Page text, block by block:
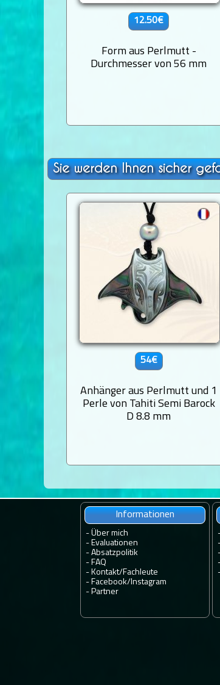
12.50€
Form aus Perlmutt -
Durchmesser von 56 mm
Sie werden Ihnen sicher
54€
Anhänger aus Perlmutt und 1
Perle von Tahiti Semi Barock
D 8.8 mm
Informationen
- Über mich
- Evaluationen
- Absatzpolitik
- FAQ
- Kontakt/ Fachleute
- Facebook/ Instagram
- Partner